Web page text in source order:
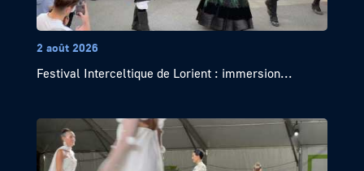
2 août 2026
Festival Interceltique de Lorient : immersion...